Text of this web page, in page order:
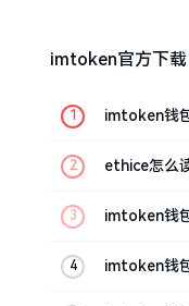
imtoken官方下载
imtoken钱
ethice怎么
imtoken钱
imtoken钱